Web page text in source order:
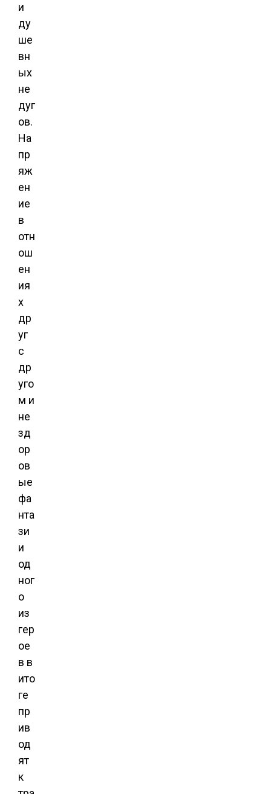
и
ду
ше
вн
ых
не
дуг
ов.
На
пр
яж
ен
ие
в
отн
ош
ен
ия
х
др
уг
с
др
уго
м и
не
зд
ор
ов
ые
фа
нта
зи
и
од
ног
о
из
гер
ое
в в
ито
ге
пр
ив
од
ят
к